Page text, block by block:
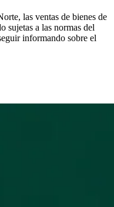
las ventas de bienes de
sujetas a las normas del
informando sobre el